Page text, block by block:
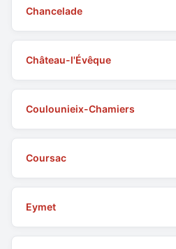
Chancelade
Château-l'Évêque
Coulounieix-Chamiers
Coursac
Eymet